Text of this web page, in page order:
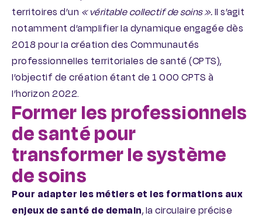
territoires d’un « véritable collectif de soins ».Il s’agit
notamment d’amplifier la dynamique engagée dès
2018 pour la création des Communautés
professionnelles territoriales de santé (CPTS),
l’objectif de création étant de 1 000 CPTS à
l’horizon 2022.
Former les professionnels
de santé pour
transformer le système
de soins
Pour adapter les métiers et les formations aux
enjeux de santé de demain, la circulaire précise